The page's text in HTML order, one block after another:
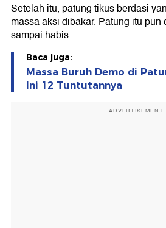
Setelah itu, patung tikus berdasi
massa aksi dibakar. Patung itu
sampai habis.
Baca juga:
Massa Buruh Demo di
Ini 12 Tuntutannya
ADVERTISEMENT